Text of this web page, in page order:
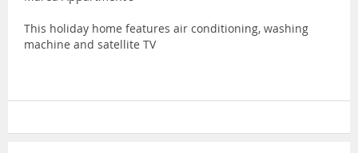
This holiday home features air conditioning, washing
machine and satellite TV